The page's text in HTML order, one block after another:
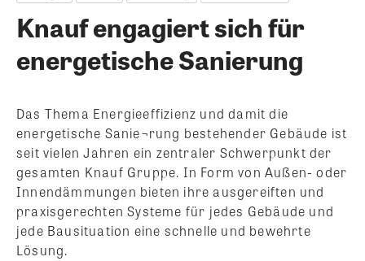
Knauf engagiert sich für
energetische Sanierung
Das Thema Energieeffizienz und damit die
energetische Sanie¬rung bestehender Gebäude ist
seit vielen Jahren ein zentraler Schwerpunkt der
gesamten Knauf Gruppe. In Form von Außen- oder
Innendämmungen bieten ihre ausgereiften und
praxisgerechten Systeme für jedes Gebäude und
jede Bausituation eine schnelle und bewehrte
Lösung.